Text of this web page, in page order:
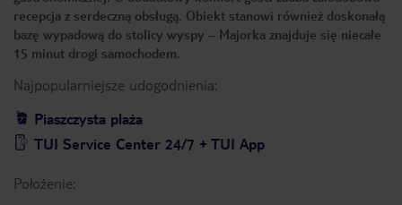
recepcja z serdeczną obsługą. Obiekt stanowi również doskonałą
bazę wypadową do stolicy wyspy – Majorka znajduje się niecałe
15 minut drogi samochodem.
Najpopularniejsze udogodnienia:
Piaszczysta plaża
TUI Service Center 24/7 + TUI App
Położenie: